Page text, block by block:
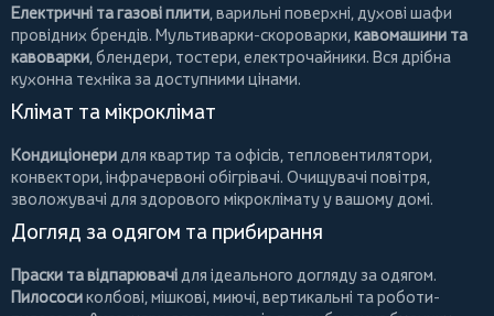
Електричні та газові плити, варильні поверхні, духові шафи
провідних брендів. Мультиварки-скороварки, кавомашини та
кавоварки, блендери, тостери, електрочайники. Вся дрібна
кухонна техніка за доступними цінами.
Клімат та мікроклімат
Кондиціонери для квартир та офісів, тепловентилятори,
конвектори, інфрачервоні обігрівачі. Очищувачі повітря,
зволожувачі для здорового мікроклімату у вашому домі.
Догляд за одягом та прибирання
Праски та відпарювачі для ідеального догляду за одягом.
Пилососиколбові, мішкові, миючі, вертикальні тароботи-